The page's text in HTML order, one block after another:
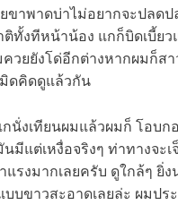
ขาพาดบ่าไม่อยากจะปลดป
ทั้งทีหน้าน้อง แกก็บิดเบี้ยว
วยยังโด่อีกต่างหากผมก็สา
ดคิดดูแล้วกัน
นั่งเทียนผมแล้วผมก็ โอบก
มีแต่เหงื่อจริงๆ ท่าทางจะเ
รงมากเลยครับ ดูใกล้ๆ ยิ่ง
บขาวสะอาดเลยล่ะ ผมปร